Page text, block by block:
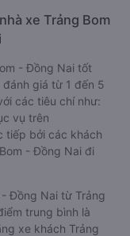
xe Trảng Bom
- Đồng Nai tốt
giá từ 1 đến 5
các tiêu chí như:
vụ trên
tiếp bởi các khách
- Đồng Nai đi
Đồng Nai từ Trảng
trung bình là
xe khách Trảng